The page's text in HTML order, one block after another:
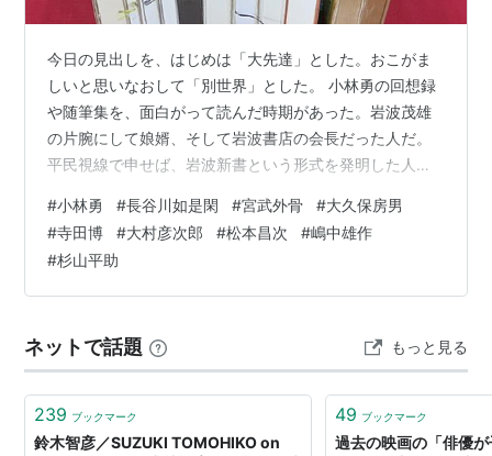
今日の見出しを、はじめは「大先達」とした。おこがま
しいと思いなおして「別世界」とした。 小林勇の回想録
や随筆集を、面白がって読んだ時期があった。岩波茂雄
の片腕にして娘婿、そして岩波書店の会長だった人だ。
平民視線で申せば、岩波新書という形式を発明した人で
語り残した逸話は多いが、小林勇もまた豪傑の誉れ高い
人だ。岩波茂雄の伝記も著している。 退職しての晩年は
山荘に独居して、厨房や日常茶飯の明け暮れを綴った随
想を残した。その分野の愛読者も多いことだろうが、私
著者たちに触れた人物回想録が、もっとも記憶に残…
#小林勇 #長谷川如是閑 #宮武外骨 #大久保房男
#寺田博 #大村彦次郎 #松本昌次 #嶋中雄作
#杉山平助
ネットで話題 もっと見る
239 ブックマーク
鈴木智彦／SUZUKI TOMOHIKO on
49 ブックマーク
過去の映画の「俳優